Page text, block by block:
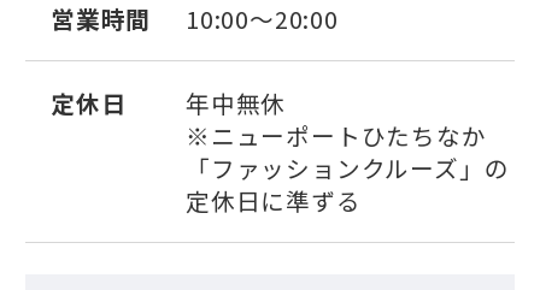
営業時間 10:00～20:00
定休日
年中無休
※ニューポートひたちなか
「ファッションクルーズ」の
定休日に準ずる